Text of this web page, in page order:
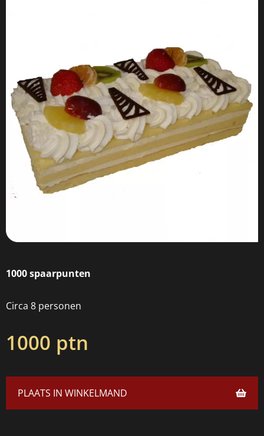
1000 spaarpunten
Circa 8 personen
1000 ptn
PLAATS IN WINKELMAND